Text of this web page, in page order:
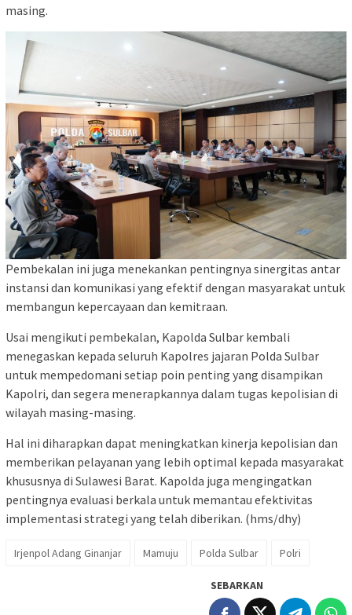
masing.
Pembekalan ini juga menekankan pentingnya sinergitas antar
instansi dan komunikasi yang efektif dengan masyarakat untuk
membangun kepercayaan dan kemitraan.
Usai mengikuti pembekalan, Kapolda Sulbar kembali
menegaskan kepada seluruh Kapolres jajaran Polda Sulbar
untuk mempedomani setiap poin penting yang disampikan
Kapolri, dan segera menerapkannya dalam tugas kepolisian di
wilayah masing-masing.
Hal ini diharapkan dapat meningkatkan kinerja kepolisian dan
memberikan pelayanan yang lebih optimal kepada masyarakat
khususnya di Sulawesi Barat. Kapolda juga mengingatkan
pentingnya evaluasi berkala untuk memantau efektivitas
implementasi strategi yang telah diberikan. (hms/dhy)
Irjenpol Adang Ginanjar Mamuju Polda Sulbar Polri
SEBARKAN